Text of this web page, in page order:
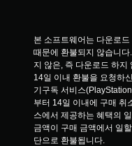
본 소프트웨어는 다운로
때문에 환불되지 않습니
지 않은, 즉 다운로드 하지
14일 이내 환불을 요청하
기구독 서비스
부터 14일 이내에 구매 취
스에서 제공하는 혜택의
금액이 구매 금액에서 일
단으로 환불됩니다.